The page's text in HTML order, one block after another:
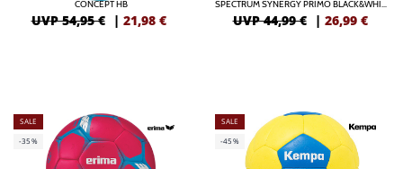
CONCEPT HB
UVP 54,95 € | 21,98 €
SPECTRUM SYNERGY PRIMO BLACK&WHITE
UVP 44,99 € | 26,99 €
SALE
-35%
SALE
-45%